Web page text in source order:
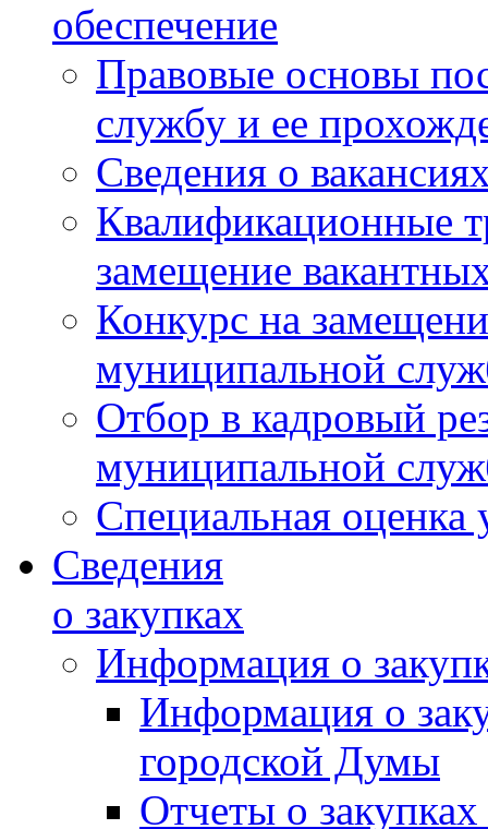
обеспечение
Правовые основы
службу и ее
Сведения о
Квалификационные
замещение
Конкурс на
муниципальной
Отбор в кадровый
муниципальной
Специальная оценка
Сведения
о закупках
Информация о
Информация о
городской Думы
Отчеты о